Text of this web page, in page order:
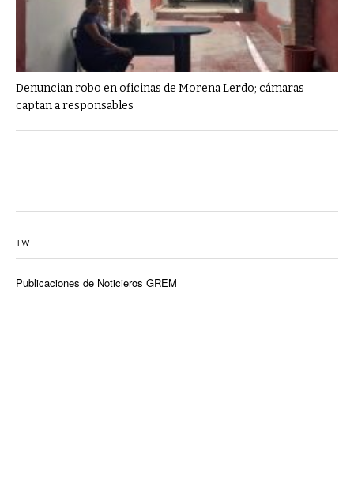
Denuncian robo en oficinas de Morena Lerdo; cámaras
captan a responsables
TW
Publicaciones de Noticieros GREM